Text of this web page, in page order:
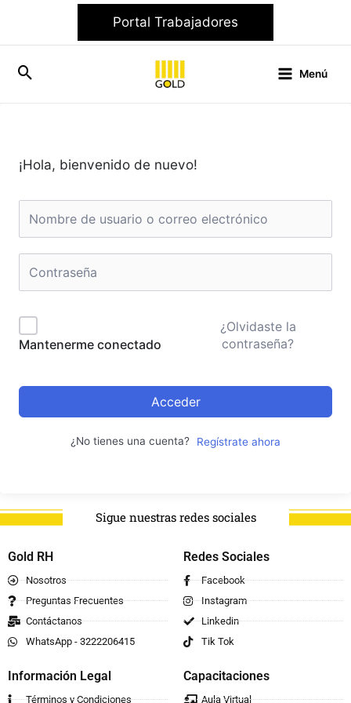
contenido
Portal Trabajadores
Menú
¡Hola, bienvenido de nuevo!
Mantenerme conectado
¿Olvidaste la
contraseña?
Acceder
¿No tienes una cuenta? Regístrate ahora
Sigue nuestras redes sociales
Gold RH
Nosotros
Preguntas Frecuentes
Contáctanos
WhatsApp - 3222206415
Redes Sociales
Facebook
Instagram
Linkedin
Tik Tok
Información Legal
Términos y Condiciones
Capacitaciones
Aula Virtual